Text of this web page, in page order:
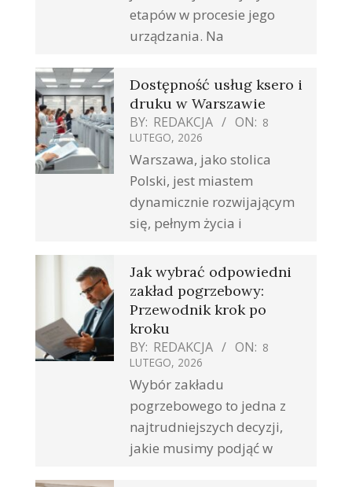
etapów w procesie jego
urządzania. Na
Dostępność usług ksero i
druku w Warszawie
BY: REDAKCJA ON: 8
LUTEGO, 2026
Warszawa, jako stolica
Polski, jest miastem
dynamicznie rozwijającym
się, pełnym życia i
Jak wybrać odpowiedni
zakład pogrzebowy:
Przewodnik krok po
kroku
BY: REDAKCJA ON: 8
LUTEGO, 2026
Wybór zakładu
pogrzebowego to jedna z
najtrudniejszych decyzji,
jakie musimy podjąć w